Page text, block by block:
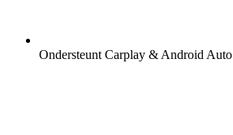
Ondersteunt Carplay & Android Auto